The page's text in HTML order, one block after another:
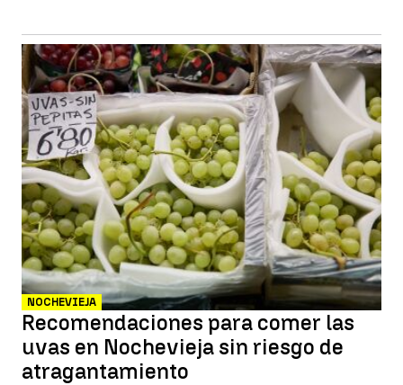
NOCHEVIEJA
Recomendaciones para comer las
uvas en Nochevieja sin riesgo de
atragantamiento